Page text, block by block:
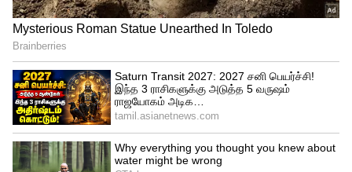
ஒரு கட்டத்தில் வெள்ளித்திரை படங்களை
தொடர்ந்து, சின்னத்திரை ஹீரோயினாக
மாறினார். அப்படி இவர் நடித்த கல்கி,
நந்தினி, லட்சுமி ஸ்டார் போன்ற